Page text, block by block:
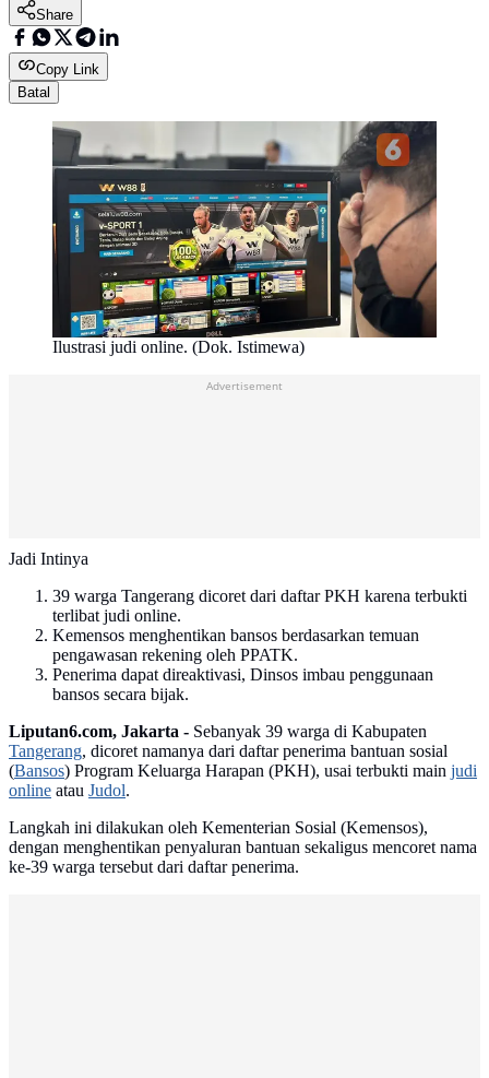
Share
Copy Link
Batal
Ilustrasi judi online. (Dok. Istimewa)
Advertisement
Jadi Intinya
39 warga Tangerang dicoret dari daftar PKH karena terbukti
terlibat judi online.
Kemensos menghentikan bansos berdasarkan temuan
pengawasan rekening oleh PPATK.
Penerima dapat direaktivasi, Dinsos imbau penggunaan
bansos secara bijak.
Liputan6.com, Jakarta - Sebanyak 39 warga di Kabupaten
Tangerang, dicoret namanya dari daftar penerima bantuan sosial
(Bansos) Program Keluarga Harapan (PKH), usai terbukti main judi
online atau Judol.
Langkah ini dilakukan oleh Kementerian Sosial (Kemensos),
dengan menghentikan penyaluran bantuan sekaligus mencoret nama
ke-39 warga tersebut dari daftar penerima.